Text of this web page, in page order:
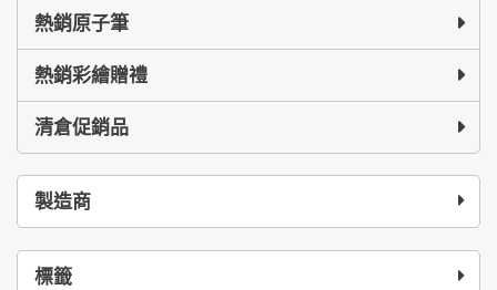
熱銷原子筆
熱銷彩繪贈禮
清倉促銷品
製造商
標籤